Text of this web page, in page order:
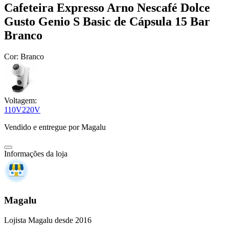
Cafeteira Expresso Arno Nescafé Dolce
Gusto Genio S Basic de Cápsula 15 Bar
Branco
Cor: Branco
Voltagem:
110V220V
Vendido e entregue por Magalu
Informações da loja
Magalu
Lojista Magalu desde 2016